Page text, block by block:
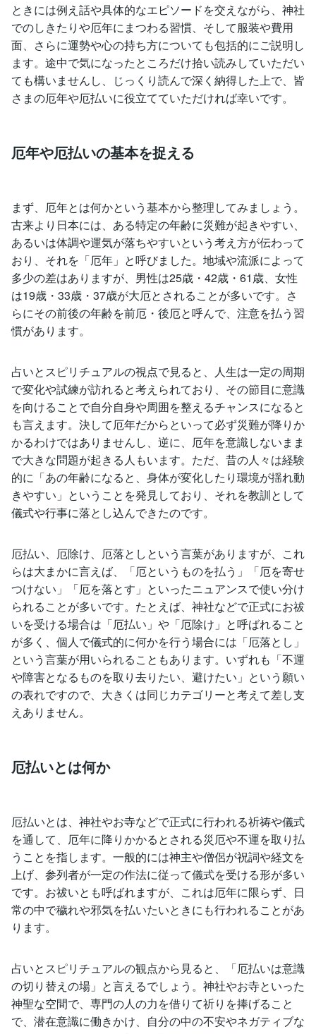
ときには例え話や具体的なエピソードを交えながら、神社
でのしきたりや厄年にまつわる習慣、そして服装や費用
面、さらに運勢や心の持ち方についても包括的にご説明し
ます。途中で気になったところだけ拾い読みしていただい
ても構いませんし、じっくり読んで深く納得した上で、皆
さまの厄年や厄払いに役立てていただければ幸いです。
厄年や厄払いの基本を捉える
まず、厄年とは何かという基本から整理してみましょう。
古来より日本には、ある特定の年齢に災難が起きやすい、
あるいは体調や運気が落ちやすいという考え方が伝わって
おり、それを「厄年」と呼びました。地域や流派によって
多少の差はありますが、男性は25歳・42歳・61歳、女性
は19歳・33歳・37歳が大厄とされることが多いです。さ
らにその前後の年齢を前厄・後厄と呼んで、注意を払う習
慣があります。
占いとスピリチュアルの視点で見ると、人生は一定の周期
で変化や試練が訪れると考えられており、その節目に意識
を向けることで自分自身や周囲を整えるチャンスになると
も言えます。決して厄年だからといって必ず災難が降りか
かるわけではありませんし、逆に、厄年を意識しないまま
で大きな問題が起きる人もいます。ただ、昔の人々は経験
的に「あの年齢になると、身体が変化したり環境が揺れ動
きやすい」ということを発見しており、それを教訓として
儀式や行事に落とし込んできたのです。
厄払い、厄除け、厄落としという言葉がありますが、これ
らは大まかに言えば、「厄というものを払う」「厄を寄せ
つけない」「厄を落とす」といったニュアンスで使い分け
られることが多いです。たとえば、神社などで正式にお祓
いを受ける場合は「厄払い」や「厄除け」と呼ばれること
が多く、個人で儀式的に何かを行う場合には「厄落とし」
という言葉が用いられることもあります。いずれも「不運
や障害となるものを取り去りたい、避けたい」という願い
の表れですので、大きくは同じカテゴリーと考えて差し支
えありません。
厄払いとは何か
厄払いとは、神社やお寺などで正式に行われる祈祷や儀式
を通して、厄年に降りかかるとされる災厄や不運を取り払
うことを指します。一般的には神主や僧侶が祝詞や経文を
上げ、参列者が一定の作法に従って儀式を受ける形が多い
です。お祓いとも呼ばれますが、これは厄年に限らず、日
常の中で穢れや邪気を払いたいときにも行われることがあ
ります。
占いとスピリチュアルの観点から見ると、「厄払いは意識
の切り替えの場」と言えるでしょう。神社やお寺といった
神聖な空間で、専門の人の力を借りて祈りを捧げること
で、潜在意識に働きかけ、自分の中の不安やネガティブな